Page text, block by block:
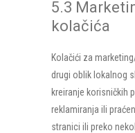
5.3
kolačića
Kolačići za
drugi oblik lokalnog
kreiranje korisničkih
reklamiranja ili
stranici ili preko